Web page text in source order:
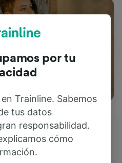
clientes de
por tu
Trainline. Sabemos
tus datos
responsabilidad.
cómo